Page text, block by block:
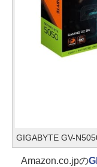
GIGABYTE GV-
Amazon.co.jpの